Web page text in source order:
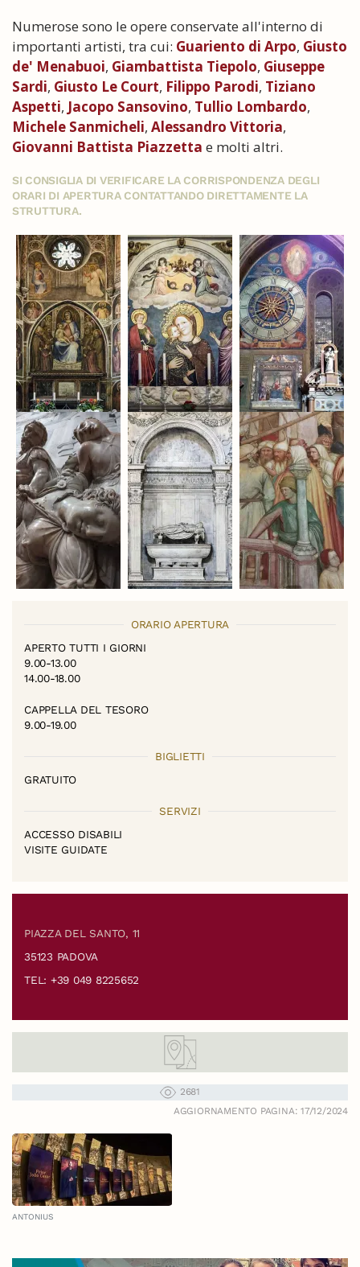
Numerose sono le opere conservate all'interno di
importanti artisti, tra cui: Guariento di Arpo, Giusto
de' Menabuoi, Giambattista Tiepolo, Giuseppe
Sardi, Giusto Le Court, Filippo Parodi, Tiziano
Aspetti, Jacopo Sansovino, Tullio Lombardo,
Michele Sanmicheli, Alessandro Vittoria,
Giovanni Battista Piazzetta e molti altri.
SI CONSIGLIA DI VERIFICARE LA CORRISPONDENZA DEGLI
ORARI DI APERTURA CONTATTANDO DIRETTAMENTE LA
STRUTTURA.
ORARIO APERTURA
APERTO TUTTI I GIORNI
9.00-13.00
14.00-18.00
CAPPELLA DEL TESORO
9.00-19.00
BIGLIETTI
GRATUITO
SERVIZI
ACCESSO DISABILI
VISITE GUIDATE
PIAZZA DEL SANTO, 11
35123 PADOVA
TEL: +39 049 8225652
2681
AGGIORNAMENTO PAGINA: 17/12/2024
ANTONIUS